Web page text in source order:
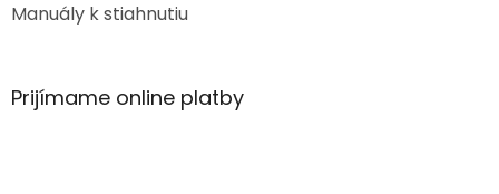
Manuály k stiahnutiu
Prijímame online platby